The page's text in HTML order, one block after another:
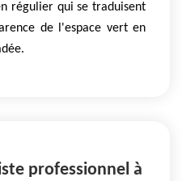
régulier qui se traduisent
de l'espace vert en
professionnel à